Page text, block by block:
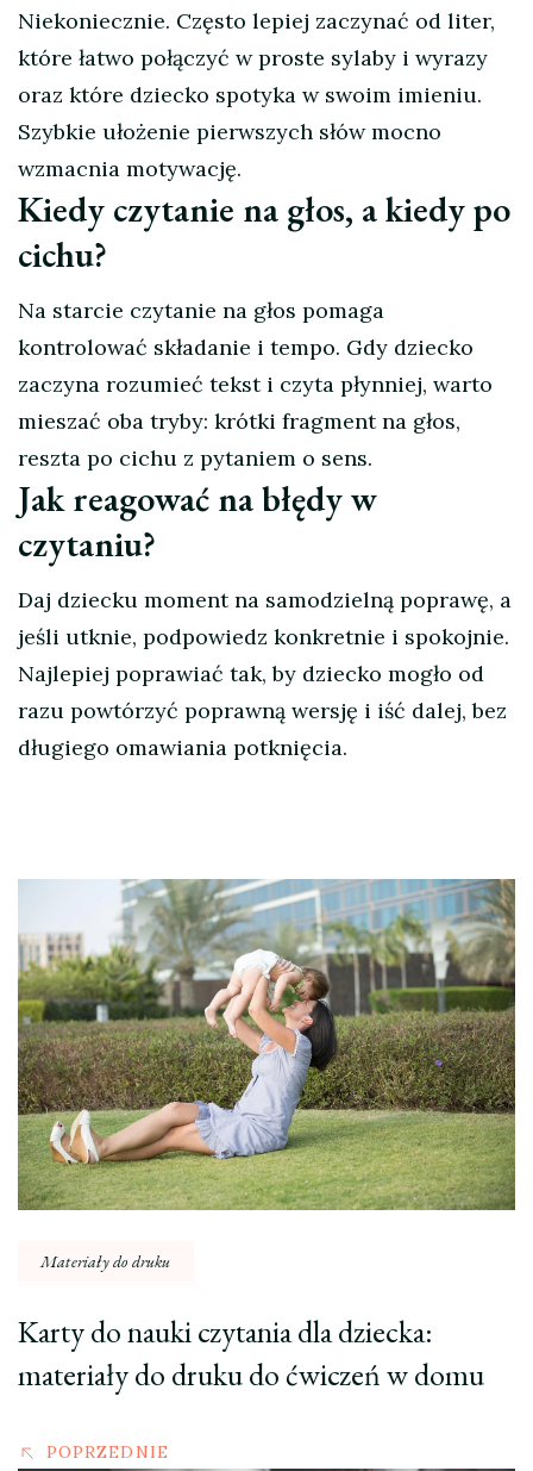
Niekoniecznie. Często lepiej zaczynać od liter,
które łatwo połączyć w proste sylaby i wyrazy
oraz które dziecko spotyka w swoim imieniu.
Szybkie ułożenie pierwszych słów mocno
wzmacnia motywację.
Kiedy czytanie na głos, a kiedy po
cichu?
Na starcie czytanie na głos pomaga
kontrolować składanie i tempo. Gdy dziecko
zaczyna rozumieć tekst i czyta płynniej, warto
mieszać oba tryby: krótki fragment na głos,
reszta po cichu z pytaniem o sens.
Jak reagować na błędy w
czytaniu?
Daj dziecku moment na samodzielną poprawę, a
jeśli utknie, podpowiedz konkretnie i spokojnie.
Najlepiej poprawiać tak, by dziecko mogło od
razu powtórzyć poprawną wersję i iść dalej, bez
długiego omawiania potknięcia.
Nawigacja
wpisu
Materiały do druku
Karty do nauki czytania dla dziecka:
materiały do druku do ćwiczeń w domu
POPRZEDNIE